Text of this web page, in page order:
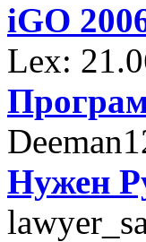
iGO
Lex:
Нужен